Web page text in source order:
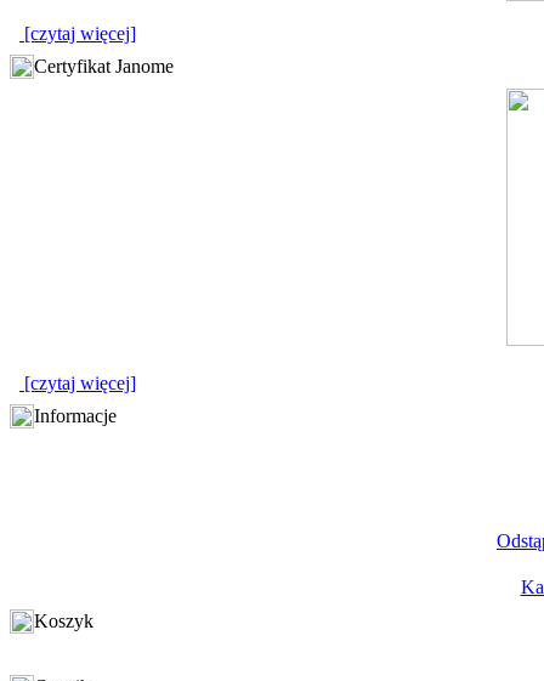
[czytaj więcej]
Certyfikat Janome
[czytaj więcej]
Informacje
Koszyk